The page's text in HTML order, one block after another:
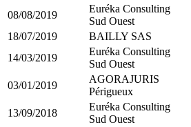
08/08/2019
Euréka Consulting
Sud Ouest
18/07/2019
BAILLY SAS
14/03/2019
Euréka Consulting
Sud Ouest
03/01/2019
AGORAJURIS
Périgueux
13/09/2018
Euréka Consulting
Sud Ouest